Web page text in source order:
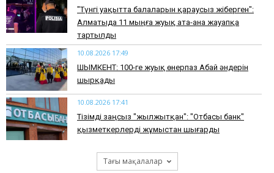
"Түнгі уақытта балаларын қараусыз жіберген":
Алматыда 11 мыңға жуық ата-ана жауапқа
тартылды
10.08.2026 17:49
ШЫМКЕНТ: 100-ге жуық өнерпаз Абай әндерін
шырқады
10.08.2026 17:41
Тізімді заңсыз "жылжытқан": "Отбасы банк"
қызметкерлерді жұмыстан шығарды
Тағы мақалалар